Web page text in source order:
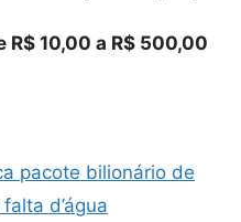
R$ 10,00 a R$ 500,00
pacote bilionário de
d’água